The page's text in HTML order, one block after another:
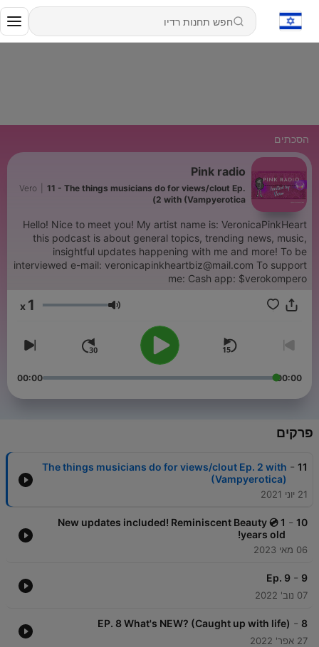
הסכתים
Pink radio
Vero
11 - The things musicians do for views/clout Ep.
2 with (Vampyerotica)
Hello! Nice to meet you! My artist name is: VeronicaPinkHeart
this podcast is about general topics, trending news, music,
insightful updates happening with me and more! To be
interviewed e-mail: veronicapinkheartbiz@mail.com To support
me: Cash app: $verokompero
עוצמת שמע 1
00:00
00:00
פרקים
11
-
The things musicians do for views/clout Ep. 2 with
(Vampyerotica)
21 יוני 2021
10
-
New updates included! Reminiscent Beauty 💿 1
years old!
06 מאי 2023
9
-
Ep. 9
07 נוב' 2022
8
-
EP. 8 What's NEW? (Caught up with life)
27 אפר' 2022